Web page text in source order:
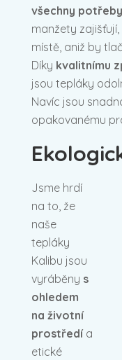
všechny potřeby
manžety
místě, aniž by
Díky kvalitnímu
jsou tepláky
Navíc jsou
opakovanému
Jsme hrdí
na to, že
naše
tepláky
Kalibu jsou
vyráběny s
ohledem
na životní
prostředía
etické